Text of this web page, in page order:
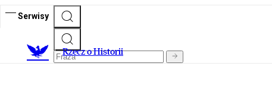
Serwisy
Rzecz o Historii